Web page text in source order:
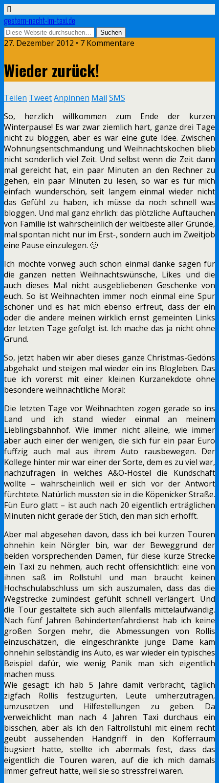
gestern-nacht-im-taxi.de
27. Dezember 2012 • 7 Kommentare
Wieder zurück!
Teilen TweetAnpinnen Mail SMS
So, herzlich willkommen zum Ende der kurzen
Winterpause! Es war zwar ziemlich hart, ganze drei Tage
nicht zu bloggen, aber es war eine gute Idee. Zwischen
Wohnungsentschmandung und Weihnachtskochen blieb
nicht sonderlich viel Zeit. Und selbst wenn die Zeit dann
mal gereicht hat, ein paar Minuten an den Rechner zu
gehen, ein paar Minuten zu lesen, so war es für mich
einfach wunderschön, seit langem einmal wieder nicht
das Gefühl zu haben, ich müsse da noch schnell was
bloggen. Und mal ganz ehrlich: das plötzliche Auftauchen
von Familie ist wahrscheinlich der weltbeste aller Gründe,
mal spontan nicht nur im Erst-, sondern auch im Zweitjob
eine Pause einzulegen. 🙂
Ich möchte vorweg auch schon einmal danke sagen für
die ganzen netten Weihnachtswünsche, Likes und die
auch dieses Mal nicht ausgebliebenen Geschenke von
euch. So ist Weihnachten immer noch einmal eine Spur
schöner und es hat mich ebenso erfreut, dass der ein
oder die andere meinen wirklich ernst gemeinten Links
der letzten Tage gefolgt ist. Ich mache das ja nicht ohne
Grund.
So, jetzt haben wir aber dieses ganze Christmas-Gedöns
abgehakt und steigen mal wieder ein ins Blogleben. Das
tue ich vorerst mit einer kleinen Kurzanekdote ohne
besondere weihnachtliche Moral:
Die letzten Tage vor Weihnachten zogen gerade so ins
Land und ich stand wieder einmal an meinem
Lieblingsbahnhof. Wie immer nicht alleine, wie immer
aber auch einer der wenigen, die sich für ein paar Euro
fuffzig auch mal aus ihrem Auto rausbewegen. Der
Kollege hinter mir war einer der Sorte, dem es zu viel war,
nachzufragen in welches A&O-Hostel die Kundschaft
wollte – wahrscheinlich weil er sich vor der Antwort
fürchtete. Natürlich mussten sie in die Köpenicker Straße.
Fün Euro glatt – ist auch nach 20 eigentlich erträglichen
Minuten nicht gerade der Stich, den man sich erhofft.
Aber mal abgesehen davon, dass ich bei kurzen Touren
ohnehin kein Nörgler bin, war der Beweggrund der
beiden vorsprechenden Damen, für diese kurze Strecke
ein Taxi zu nehmen, auch recht offensichtlich: eine von
ihnen saß im Rollstuhl und man braucht keinen
Hochschulabschluss um sich auszumalen, dass das die
Wegstrecke zumindest gefühlt schnell verlängert. Und
die Tour gestaltete sich auch allenfalls mittelaufwändig.
Nach fünf Jahren Behindertenfahrdienst hab ich keine
großen Sorgen mehr, die Abmessungen von Rollis
einzuschätzen, die eingeschränkte junge Dame kam
ohnehin selbständig ins Auto, es war wieder ein typisches
Beispiel dafür, wie wenig Panik man sich eigentlich
machen muss.
Wie gesagt: ich hab 5 Jahre damit verbracht, täglich
zigfach Rollis festzugurten, Leute umherzutragen,
umzusetzen und Hilfestellungen zu geben. Da
verweichlicht man nach 4 Jahren Taxi durchaus ein
bisschen, aber als ich den Faltrollstuhl mit einem recht
geübt aussehenden Handgriff in den Kofferraum
bugsiert hatte, stellte ich abermals fest, dass das
eigentlich die Touren waren, auf die ich mich damals
immer gefreut hatte, weil sie so stressfrei waren.